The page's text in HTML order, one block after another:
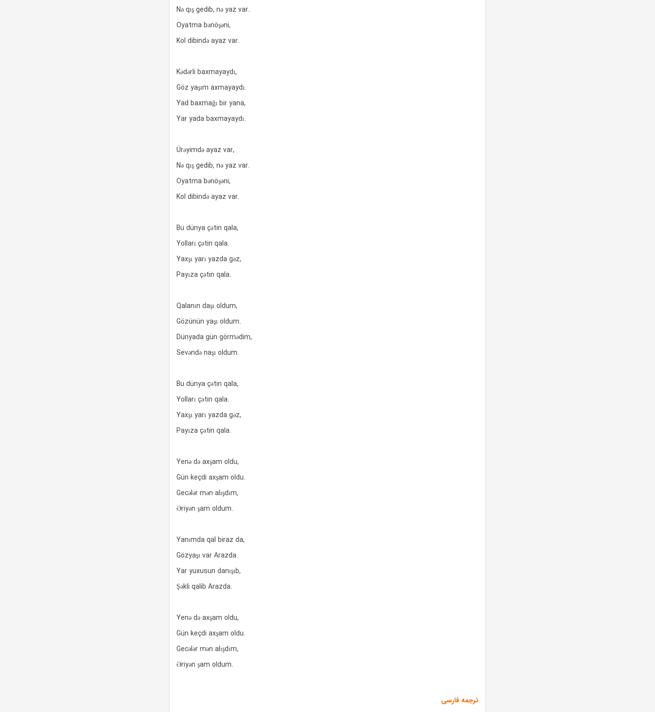
Nə qış gedib, nə yaz var.
Oyatma bənöşəni,
Kol dibində ayaz var.
Kədərli baxmayaydı,
Göz yaşım axmayaydı.
Yad baxmağı bir yana,
Yar yada baxmayaydı.
Ürəyimdə ayaz var,
Nə qış gedib, nə yaz var.
Oyatma bənöşəni,
Kol dibində ayaz var.
Bu dünya çətin qala,
Yolları çətin qala.
Yaxşı yarı yazda gəz,
Payıza çətin qala.
Qalanın daşı oldum,
Gözünün yaşı oldum.
Dünyada gün görmədim,
Sevəndə naşı oldum.
Bu dünya çətin qala,
Yolları çətin qala.
Yaxşı yarı yazda gəz,
Payıza çətin qala.
Yenə də axşam oldu,
Gün keçdi axşam oldu.
Gecələr mən alışdım,
Əriyən şam oldum.
Yanımda qal biraz da,
Gözyaşı var Arazda.
Yar yuxusun danışıb,
Şəkli qalib Arazda.
Yenə də axşam oldu,
Gün keçdi axşam oldu.
Gecələr mən alışdım,
Əriyən şam oldum.
ترجمه فارسی